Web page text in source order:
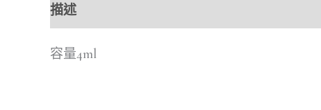
描述
容量4ml